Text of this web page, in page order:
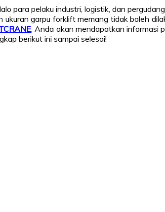
para pelaku industri, logistik, dan
garpu forklift memang tidak boleh
, Anda akan mendapatkan informasi
berikut ini sampai selesai!